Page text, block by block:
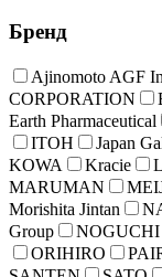
Бренд
Ajinomoto AGF
CORPORATION
Earth Pharmaceutical
ITOH
Japan
KOWA
Kracie
MARUMAN
Morishita Jintan
Group
NOGUCHI
ORIHIRO